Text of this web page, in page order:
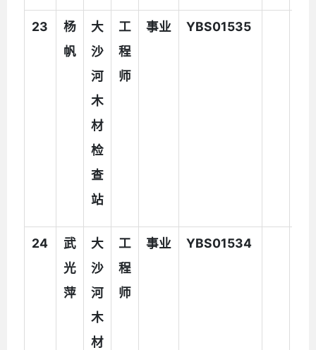
23
杨
帆
大
沙
河
木
材
检
查
站
工
程
师
事业 YBS01535
24
武
光
萍
大
沙
河
木
材
工
程
师
事业 YBS01534